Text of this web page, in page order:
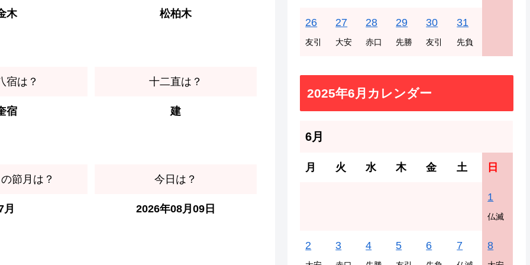
木 松柏木
宿は？
宿
十二直は？
建
節月は？
月
今日は？
2026年08月09日
26
友引
27
大安
28
赤口
29
先勝
30
友引
31
先負
2025年6月カレンダー
6月
月 火 水 木 金 土 日
1
仏滅
2 3 4 5 6 7 8